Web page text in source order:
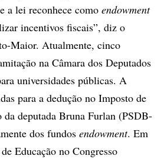
a lei reconhece como endowment
incentivos fiscais”, diz o
Maior. Atualmente, cinco
na Câmara dos Deputados
universidades públicas. A
para a dedução no Imposto de
da deputada Bruna Furlan (PSDB-
dos fundos endowment. Em
Educação no Congresso